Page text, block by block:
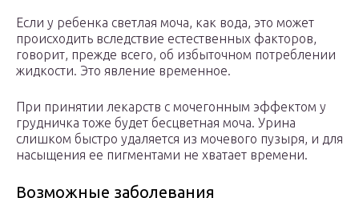
Если у ребенка светлая моча, как вода, это может
происходить вследствие естественных факторов,
говорит, прежде всего, об избыточном потреблении
жидкости. Это явление временное.
При принятии лекарств с мочегонным эффектом у
грудничка тоже будет бесцветная моча. Урина
слишком быстро удаляется из мочевого пузыря, и для
насыщения ее пигментами не хватает времени.
Возможные заболевания